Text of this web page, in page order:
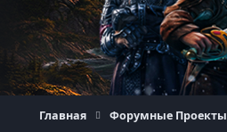
Главная Форумные Проекты